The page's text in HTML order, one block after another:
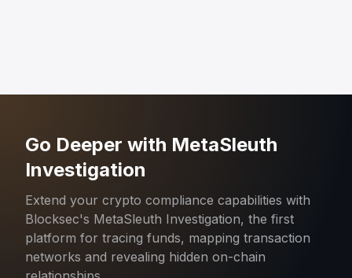
Go Deeper with MetaSleuth
Investigation
Extend your crypto compliance capabilities with
Blocksec's MetaSleuth Investigation, the first
platform for tracing funds, mapping transaction
networks and revealing hidden on-chain